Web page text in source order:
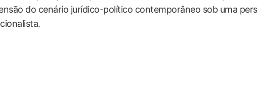
do cenário jurídico-político contemporâneo sob uma